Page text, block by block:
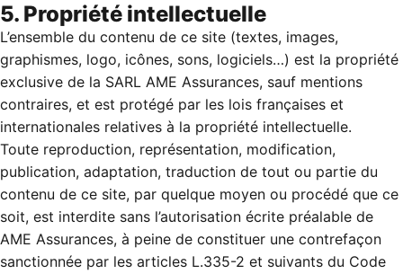
5. Propriété intellectuelle
L’ensemble du contenu de ce site (textes, images,
graphismes, logo, icônes, sons, logiciels…) est la propriété
exclusive de la SARL AME Assurances, sauf mentions
contraires, et est protégé par les lois françaises et
internationales relatives à la propriété intellectuelle.
Toute reproduction, représentation, modification,
publication, adaptation, traduction de tout ou partie du
contenu de ce site, par quelque moyen ou procédé que ce
soit, est interdite sans l’autorisation écrite préalable de
AME Assurances, à peine de constituer une contrefaçon
sanctionnée par les articles L.335-2 et suivants du Code